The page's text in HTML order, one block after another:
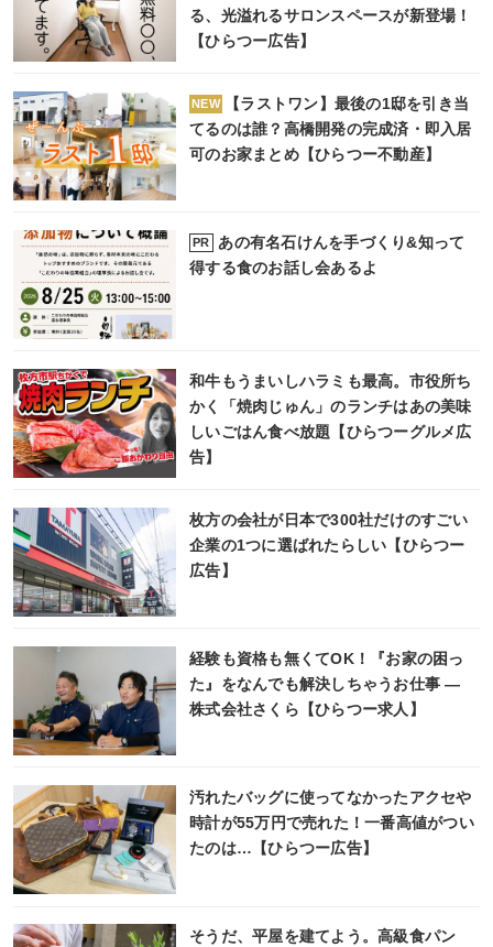
る、光溢れるサロンスペースが新登場！
【ひらつー広告】
NEW
【ラストワン】最後の1邸を引き当
てるのは誰？高橋開発の完成済・即入居
可のお家まとめ【ひらつー不動産】
PR
あの有名石けんを手づくり&知って
得する食のお話し会あるよ
和牛もうまいしハラミも最高。市役所ち
かく「焼肉じゅん」のランチはあの美味
しいごはん食べ放題【ひらつーグルメ広
告】
枚方の会社が日本で300社だけのすごい
企業の1つに選ばれたらしい【ひらつー
広告】
経験も資格も無くてOK！『お家の困っ
た』をなんでも解決しちゃうお仕事 ―
株式会社さくら【ひらつー求人】
汚れたバッグに使ってなかったアクセや
時計が55万円で売れた！一番高値がつい
たのは…【ひらつー広告】
そうだ、平屋を建てよう。高級食パン